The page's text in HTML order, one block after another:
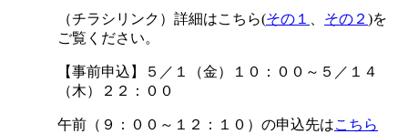
（チラシリンク）詳細はこちら(その１ その２ )を
ご覧ください。
【事前申込】５／１（金）１０：００～５／１４
（木）２２：００
午前（９：００～１２：１０）の申込先はこちら